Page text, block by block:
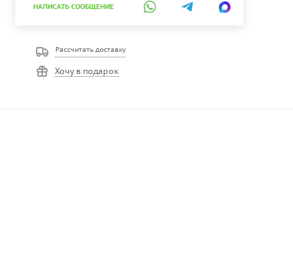
НАПИСАТЬ СООБЩЕНИЕ
Рассчитать доставку
Хочу в подарок